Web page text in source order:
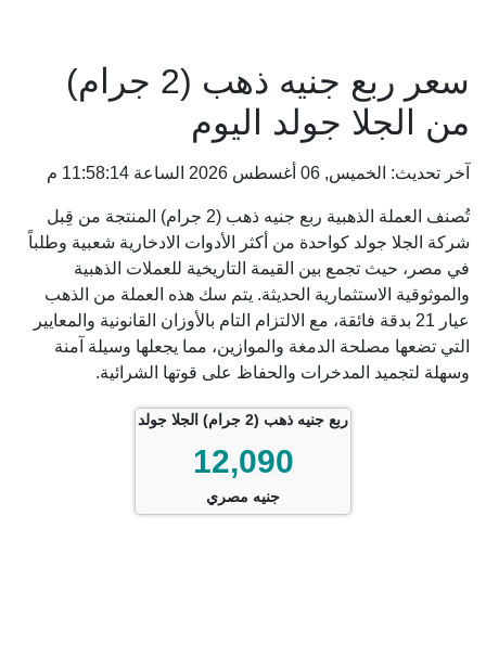
سعر ربع جنيه ذهب (2 جرام)
من الجلا جولد اليوم
آخر تحديث: الخميس, 06 أغسطس 2026 الساعة 11:58:14 م
تُصنف العملة الذهبية ربع جنيه ذهب (2 جرام) المنتجة من قِبل
شركة الجلا جولد كواحدة من أكثر الأدوات الادخارية شعبية وطلباً
في مصر، حيث تجمع بين القيمة التاريخية للعملات الذهبية
والموثوقية الاستثمارية الحديثة. يتم سك هذه العملة من الذهب
عيار 21 بدقة فائقة، مع الالتزام التام بالأوزان القانونية والمعايير
التي تضعها مصلحة الدمغة والموازين، مما يجعلها وسيلة آمنة
وسهلة لتجميد المدخرات والحفاظ على قوتها الشرائية.
ربع جنيه ذهب (2 جرام) الجلا جولد
12,090
جنيه مصري